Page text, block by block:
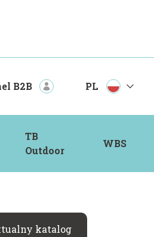
B2B PL
TB
Outdoor
WBS
katalog